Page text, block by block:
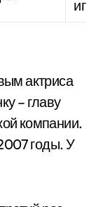
игра
актриса
– главу
компании.
годы. У